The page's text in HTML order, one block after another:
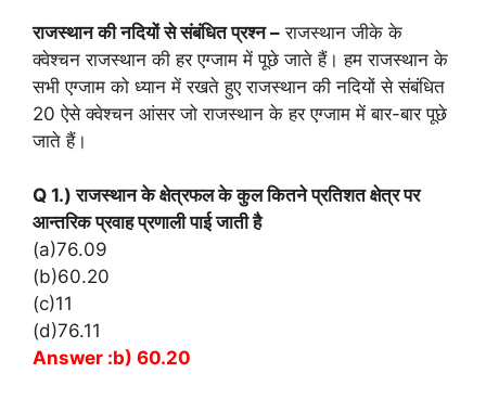
राजस्थान की नदियों से संबंधित प्रश्न – राजस्थान जीके के
क्वेश्चन राजस्थान की हर एग्जाम में पूछे जाते हैं। हम राजस्थान के
सभी एग्जाम को ध्यान में रखते हुए राजस्थान की नदियों से संबंधित
20 ऐसे क्वेश्चन आंसर जो राजस्थान के हर एग्जाम में बार-बार पूछे
जाते हैं।
Q 1.) राजस्थान के क्षेत्रफल के कुल कितने प्रतिशत क्षेत्र पर
आन्तरिक प्रवाह प्रणाली पाई जाती है
(a)76.09
(b)60.20
(c)11
(d)76.11
Answer :b) 60.20